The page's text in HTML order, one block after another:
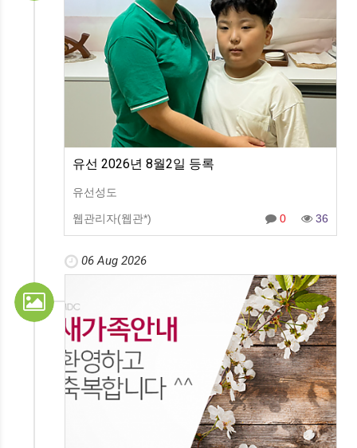
유선 2026년 8월2일 등록
유선성도
웹관리자(웹관*) 0 36
06 Aug 2026